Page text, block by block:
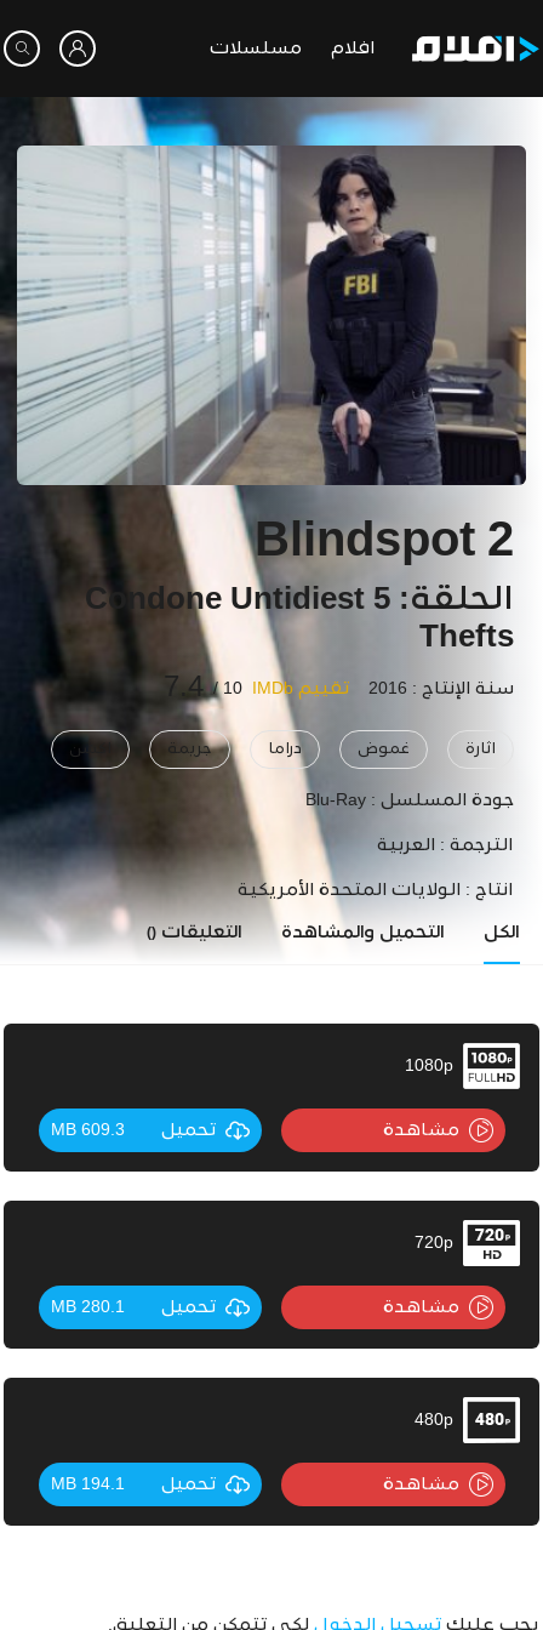
افلام مسلسلات
Blindspot 2
الحلقة: 5 Condone Untidiest
Thefts
سنة الإنتاج : 2016 تقييم IMDb 10 /
7.4
اثارة غموض دراما جريمة اكشن
جودة المسلسل : Blu-Ray
الترجمة : العربية
انتاج : الولايات المتحدة الأمريكية
الكل التحميل والمشاهدة التعليقات ()
1080p
مشاهدة تحميل 609.3 MB
720p
مشاهدة تحميل 280.1 MB
480p
مشاهدة تحميل 194.1 MB
يجب عليك تسجيل الدخول لكي تتمكن من التعليق.